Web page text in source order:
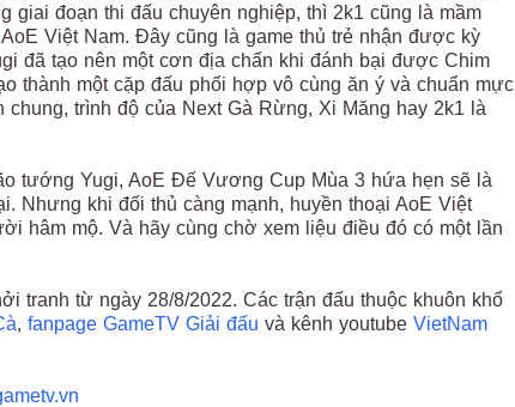
giai đoạn thi đấu chuyên nghiệp, thì 2k1 cũng là mầm
Việt Nam. Đây cũng là game thủ trẻ nhận được kỳ
đã tạo nên một cơn địa chấn khi đánh bại được Chim
thành một cặp đấu phối hợp vô cùng ăn ý và chuẩn mực
trình độ của Next Gà Rừng, Xi Măng hay 2k1 là
tướng Yugi, AoE Đế Vương Cup Mùa 3 hứa hẹn sẽ là
Nhưng khi đối thủ càng mạnh, huyền thoại AoE Việt
hâm mộ. Và hãy cùng chờ xem liệu điều đó có một lần
tranh từ ngày 28/8/2022. Các trận đấu thuộc khuôn khổ
, fanpage GameTV Giải đấu và kênh youtube VietNam